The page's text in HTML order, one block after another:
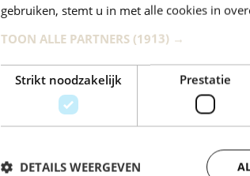
gebruiken, stemt u in met alle cookies in
TOON ALLE PARTNERS (1913) →
Strikt noodzakelijk Prestatie
DETAILS WEERGEVEN